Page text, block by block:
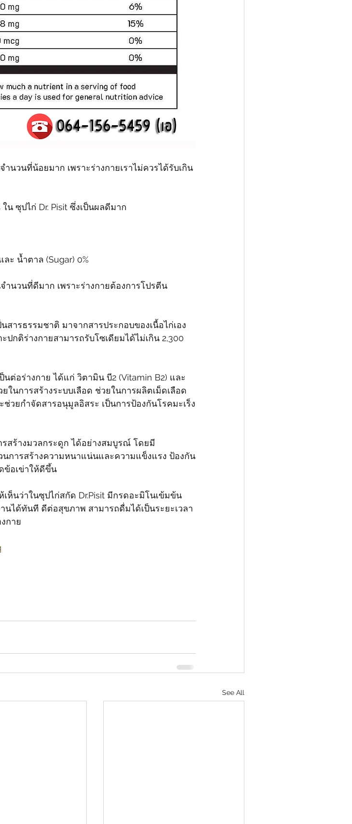
นวนที่น้อยมาก เพราะร่างกายเราไม่ควรได้รับเกิน
น ซุปไก่ Dr. Pisit ซึ่งเป็นผลดีมาก
ละ น้ำตาล (Sugar) 0%
ำนวนที่ดีมาก เพราะร่างกายต้องการโปรตีน
สารธรรมชาติ มาจากสารประกอบของเนื้อไก่เอง
กติร่างกายสามารถรับโซเดียมได้ไม่เกิน 2,300
ต่อร่างกาย ได้แก่ วิตามิน บี2 (Vitamin B2) และ
ในการสร้างระบบเลือด ช่วยในการผลิตเม็ดเลือด
วยกำจัดสารอนุมูลอิสระ เป็นการป้องกันโรคมะเร็ง
สร้างมวลกระดูก ได้อย่างสมบูรณ์ โดยมี
การสร้างความหนาแน่นและความแข็งแรง ป้องกัน
ข้อเข่าให้ดีขึ้น
ห็นว่าในซุปไก่สกัด Dr.Pisit มีกรดอะมิโนเข้มข้น
นได้ทันที ดีต่อสุขภาพ สามารถดื่มได้เป็นระยะเวลา
กาย
See All